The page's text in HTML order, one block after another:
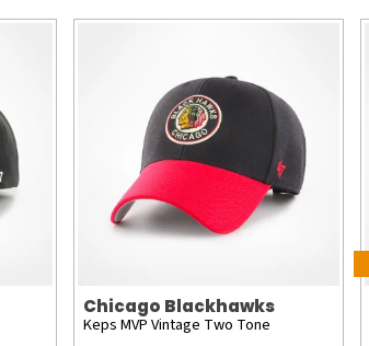
Chicago Blackhawks
Keps MVP Vintage Two Tone